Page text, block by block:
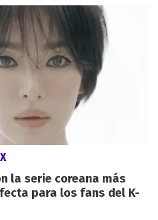
la serie coreana más
para los fans del K-